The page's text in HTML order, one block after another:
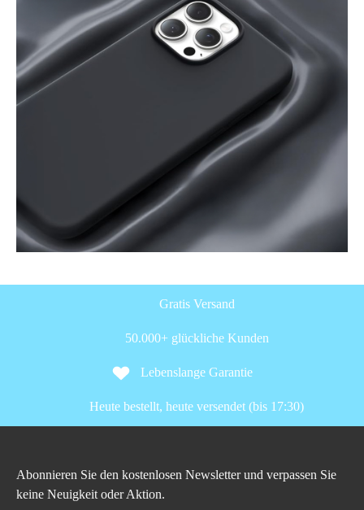
Gratis Versand
50.000+ glückliche Kunden
Lebenslange Garantie
Heute bestellt, heute versendet (bis 17:30)
Abonnieren Sie den kostenlosen Newsletter und verpassen Sie
keine Neuigkeit oder Aktion.